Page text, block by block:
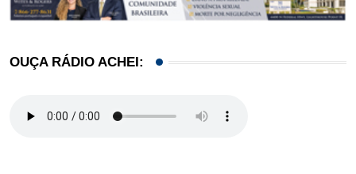
OUÇA RÁDIO ACHEI: